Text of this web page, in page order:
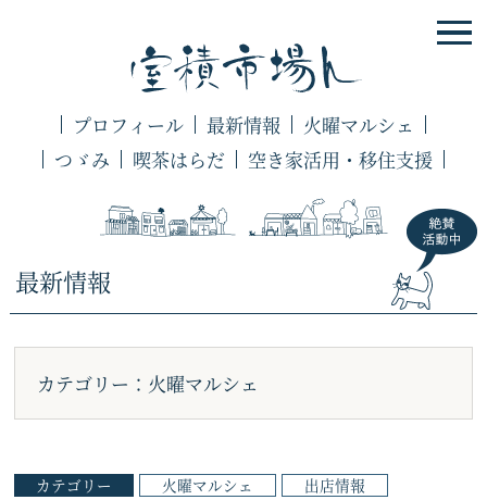
プロフィール 最新情報
火曜マルシェ
つゞみ
喫茶はらだ 空き家活用・移住支援
最新情報
カテゴリー：火曜マルシェ
カテゴリー 火曜マルシェ
出店情報